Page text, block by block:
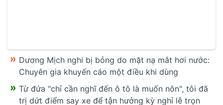
Dương Mịch nghi bị bỏng do mặt nạ mắt hơi nước:
Chuyên gia khuyến cáo một điều khi dùng
Từ đứa "chỉ cần nghĩ đến ô tô là muốn nôn", tôi đã
trị dứt điểm say xe để tận hưởng kỳ nghỉ lễ trọn